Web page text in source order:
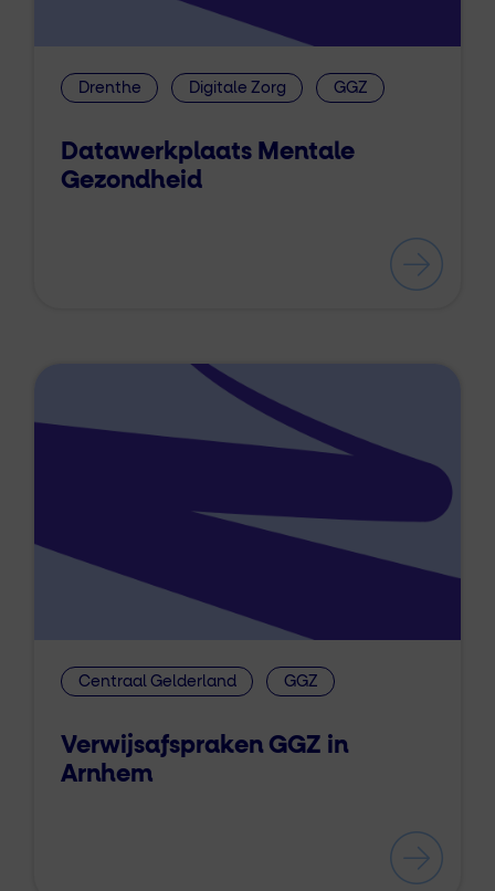
Drenthe Digitale Zorg GGZ
Datawerkplaats Mentale
Gezondheid
Centraal Gelderland GGZ
Verwijsafspraken GGZ in
Arnhem